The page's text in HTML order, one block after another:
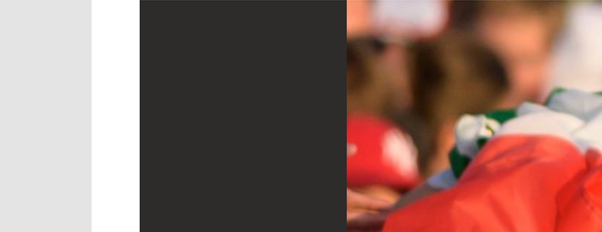
Immagine